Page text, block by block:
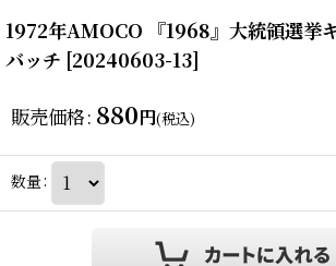
1972年AMOCO 『1968』大統領選挙
バッチ [20240603-13]
販売価格: 880円(税込)
数量: